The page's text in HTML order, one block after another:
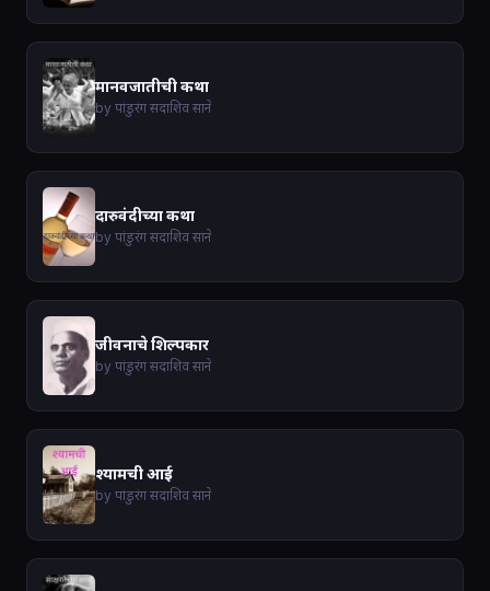
मानवजातीची कथा
by पांडुरंग सदाशिव साने
दारुवंदीच्या कथा
by पांडुरंग सदाशिव साने
जीवनाचे शिल्पकार
by पांडुरंग सदाशिव साने
श्यामची आई
by पांडुरंग सदाशिव साने